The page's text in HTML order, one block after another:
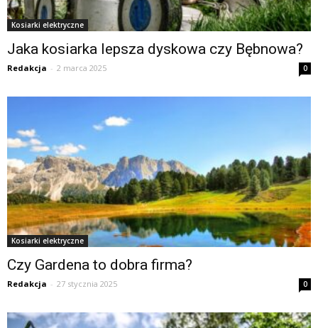
Kosiarki elektryczne
Jaka kosiarka lepsza dyskowa czy Bębnowa?
Redakcja - 2 marca 2025 0
Kosiarki elektryczne
Czy Gardena to dobra firma?
Redakcja - 27 stycznia 2025 0